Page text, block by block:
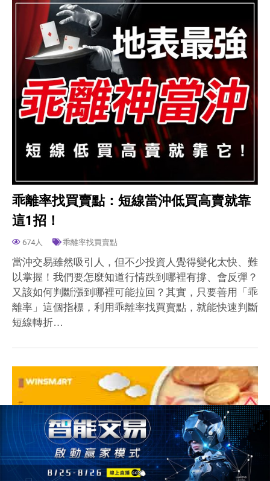
乖離率找買賣點：短線當沖低買高賣就靠
這1招！
674人 乖離率找買賣點
當沖交易雖然吸引人，但不少投資人覺得變化太快、難
以掌握！我們要怎麼知道行情跌到哪裡有撐、會反彈？
又該如何判斷漲到哪裡可能拉回？其實，只要善用「乖
離率」這個指標，利用乖離率找買賣點，就能快速判斷
短線轉折…